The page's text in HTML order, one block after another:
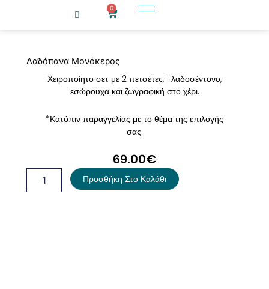
0
Cart
Λαδόπανα Μονόκερος
Χειροποίητο σετ με 2 πετσέτες, 1 λαδοσέντονο,
εσώρουχα και ζωγραφική στο χέρι.
*Κατόπιν παραγγελίας με το θέμα της επιλογής
σας.
69.00€
Μονόκερος
Προσθήκη Στο Καλάθι